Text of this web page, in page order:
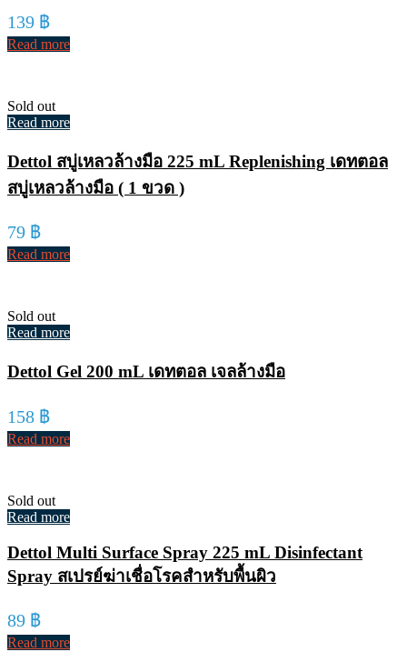
139 ฿
Read more
Sold out
Read more
Dettol สบู่เหลวล้างมือ 225 mL Replenishing เดทตอล
สบู่เหลวล้างมือ ( 1 ขวด )
79 ฿
Read more
Sold out
Read more
Dettol Gel 200 mL เดทตอล เจลล้างมือ
158 ฿
Read more
Sold out
Read more
Dettol Multi Surface Spray 225 mL Disinfectant
Spray สเปรย์ฆ่าเชื่อโรคสำหรับพื้นผิว
89 ฿
Read more